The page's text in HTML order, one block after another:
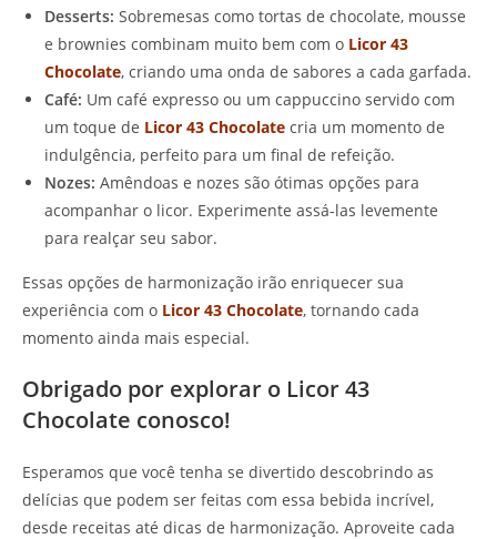
Desserts: Sobremesas como tortas de chocolate, mousse
e brownies combinam muito bem com o Licor 43
Chocolate, criando uma onda de sabores a cada garfada.
Café: Um café expresso ou um cappuccino servido com
um toque de Licor 43 Chocolate cria um momento de
indulgência, perfeito para um final de refeição.
Nozes: Amêndoas e nozes são ótimas opções para
acompanhar o licor. Experimente assá-las levemente
para realçar seu sabor.
Essas opções de harmonização irão enriquecer sua
experiência com o Licor 43 Chocolate, tornando cada
momento ainda mais especial.
Obrigado por explorar o Licor 43
Chocolate conosco!
Esperamos que você tenha se divertido descobrindo as
delícias que podem ser feitas com essa bebida incrível,
desde receitas até dicas de harmonização. Aproveite cada